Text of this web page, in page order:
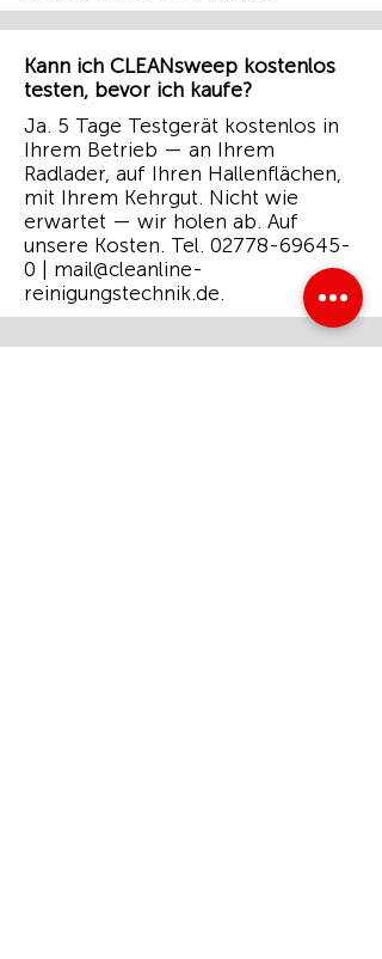
Kann ich CLEANsweep kostenlos
testen, bevor ich kaufe?
Ja. 5 Tage Testgerät kostenlos in
Ihrem Betrieb — an Ihrem
Radlader, auf Ihren Hallenflächen,
mit Ihrem Kehrgut. Nicht wie
erwartet — wir holen ab. Auf
unsere Kosten. Tel. 02778-69645-
0
mail@cleanline-
reinigungstechnik.de.